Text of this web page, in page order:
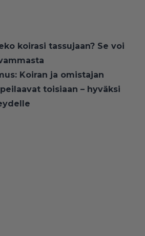
koirasi tassujaan? Se voi
Koiran ja omistajan
toisiaan – hyväksi